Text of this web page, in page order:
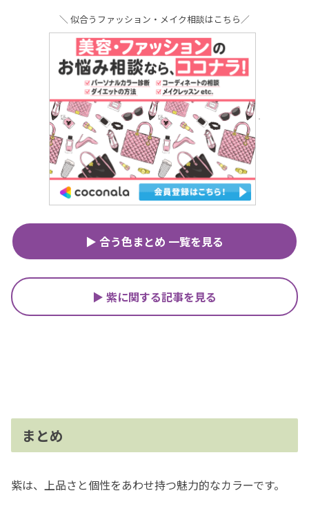
＼ 似合うファッション・メイク相談はこちら／
▶ 合う色まとめ 一覧を見る
▶ 紫に関する記事を見る
まとめ
紫は、上品さと個性をあわせ持つ魅力的なカラーです。